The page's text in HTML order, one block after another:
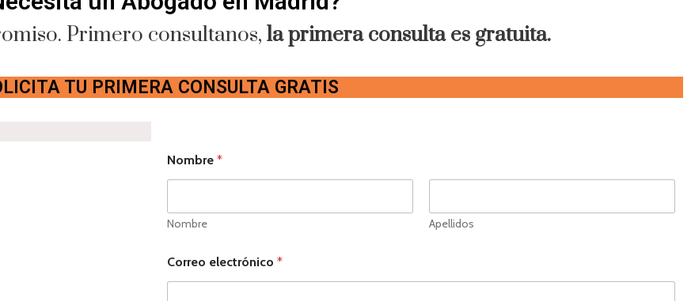
Primero consultanos, la primera consulta es gratuita.
TU PRIMERA CONSULTA GRATIS
Nombre *
Nombre Apellidos
Correo electrónico *